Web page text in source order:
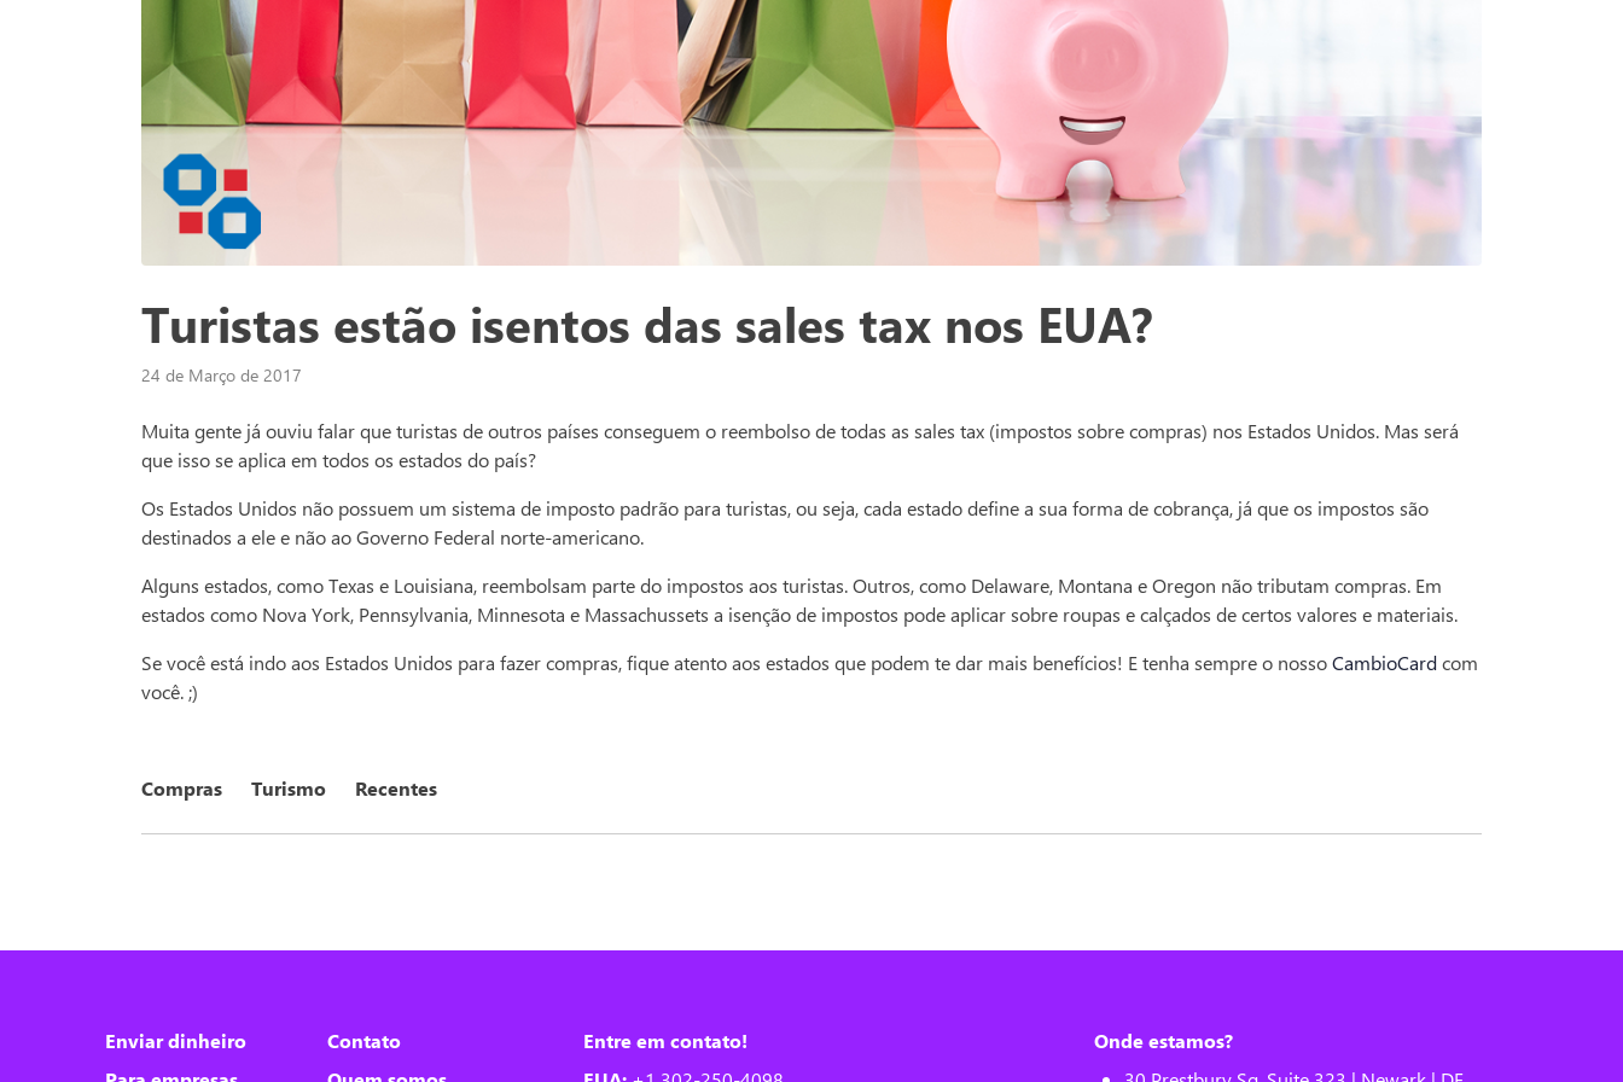
Turistas estão isentos das sales tax nos EUA?
24 de Março de 2017
Muita gente já ouviu falar que turistas de outros países conseguem o reembolso de todas as sales tax (impostos sobre compras) nos Estados Unidos. Mas será
que isso se aplica em todos os estados do país?
Os Estados Unidos não possuem um sistema de imposto padrão para turistas, ou seja, cada estado define a sua forma de cobrança, já que os impostos são
destinados a ele e não ao Governo Federal norte-americano.
Alguns estados, como Texas e Louisiana, reembolsam parte do impostos aos turistas. Outros, como Delaware, Montana e Oregon não tributam compras. Em
estados como Nova York, Pennsylvania, Minnesota e Massachussets a isenção de impostos pode aplicar sobre roupas e calçados de certos valores e materiais.
Se você está indo aos Estados Unidos para fazer compras, fique atento aos estados que podem te dar mais benefícios! E tenha sempre o nossoCambioCardcom
você. ;)
Compras Turismo Recentes
Enviar dinheiro
Contato
Entre em contato!
Onde estamos?
experiência de usuário.